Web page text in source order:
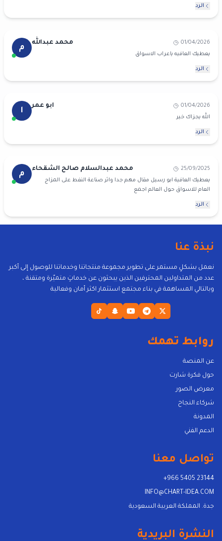
الرد
م
01/04/2026 محمد عبدالله
يعطيك العافيه ياعراب الاسواق
الرد
ا
01/04/2026 ابو عمر
الله يجزاك خير
الرد
م
25/09/2025 محمد عبدالسلام صالح الشقحاء
يعطيك العافية ابو رسيل مقال مهم جدا واثر صناعة النفط على المزاج
العام للاسواق حول العالم اجمع
الرد
نبذة عنا
نعمل بشكلٍ مستمر على تطوير مجموعة منتجاتنا وخدماتنا للوصول إلى أكبر
عدد من المتداولين المحترفين الذين يبحثون عن خدماتٍ متميّرة ومتقنة ،
وبالتالي المساهمة في بناء مجتمع استثمار اكثر أمان وفعالية
روابط تهمك
عن المنصة
حول فكرة شارت
معرض الصور
شركاء النجاح
المدونة
الدعم الفني
تواصل معنا
+966 5405 23144
INFO@CHART-IDEA.COM
جدة. المملكة العربية السعودية
النشرة البريدية